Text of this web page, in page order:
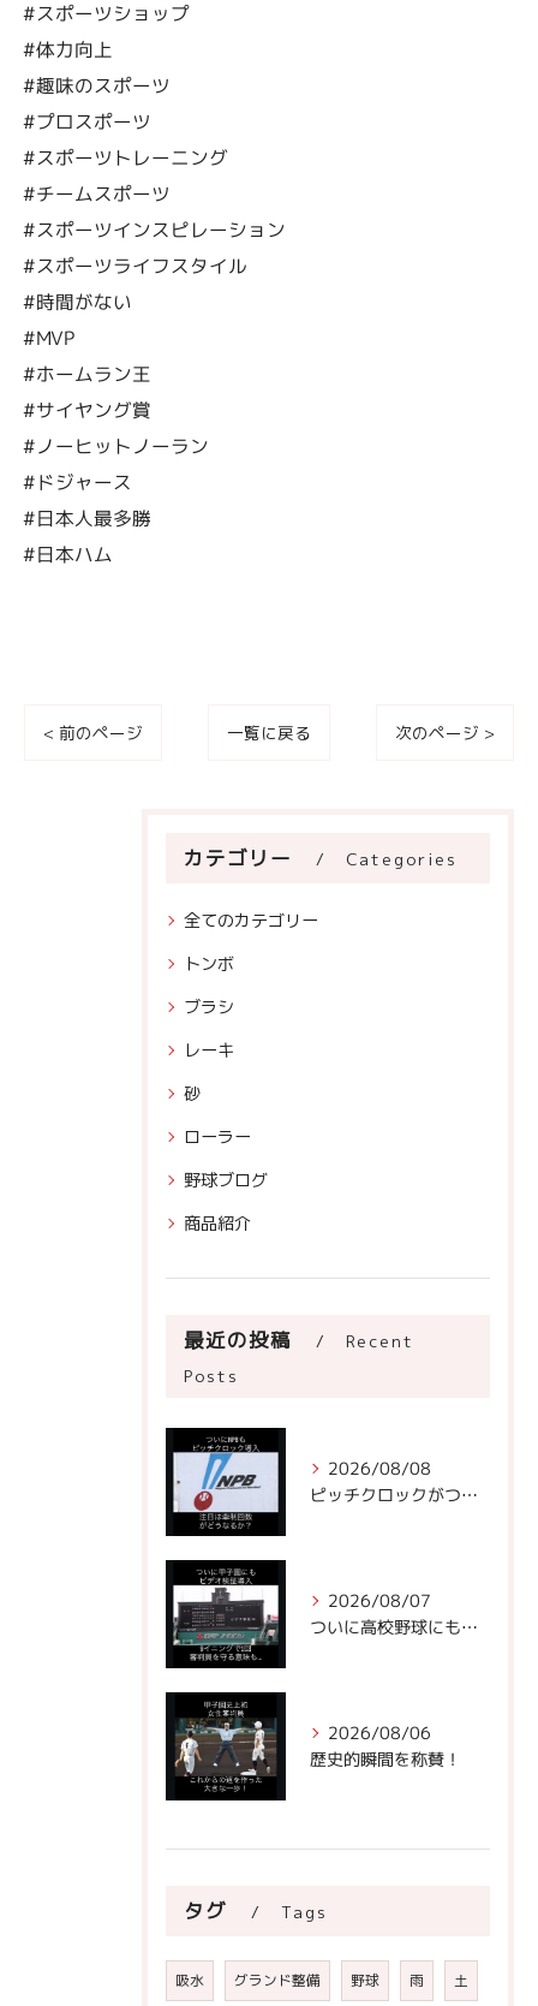
#スポーツショップ
#体力向上
#趣味のスポーツ
#プロスポーツ
#スポーツトレーニング
#チームスポーツ
#スポーツインスピレーション
#スポーツライフスタイル
#時間がない
#MVP
#ホームラン王
#サイヤング賞
#ノーヒットノーラン
#ドジャース
#日本人最多勝
#日本ハム
< 前のページ 一覧に戻る 次のページ >
カテゴリー Categories
全てのカテゴリー
トンボ
ブラシ
レーキ
砂
ローラー
野球ブログ
商品紹介
最近の投稿
Recent
Posts
2026/08/08
ピッチクロックがついにNPBに!
2026/08/07
ついに高校野球にもビデオ判定が！
2026/08/06
歴史的瞬間を称賛！
タグ Tags
吸水 グランド整備 野球 雨 土